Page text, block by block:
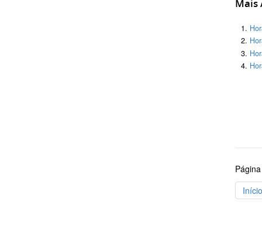
Mais
Início